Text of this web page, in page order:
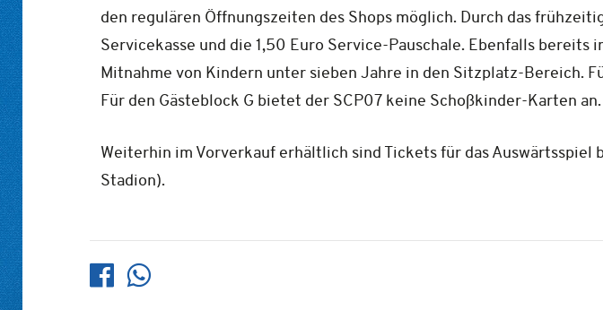
den regulären Öffnungszeiten des Shops möglich. Durch das
Servicekasse und die 1,50 Euro Service-Pauschale. Ebenfalls
Mitnahme von Kindern unter sieben Jahre in den Sitzplatz-Bereich.
Für den Gästeblock G bietet der SCP07 keine Schoßkinder-Karten an.
Weiterhin im Vorverkauf erhältlich sind Tickets für das Auswärtsspiel
Stadion).